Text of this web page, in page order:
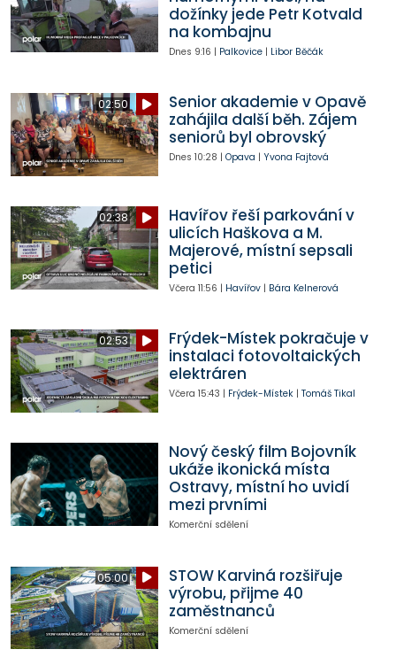
dožínky jede Petr Kotvald
na kombajnu
Dnes 9:16 | Palkovice| Libor Běčák
02:50
Senior akademie v Opavě
zahájila další běh. Zájem
seniorů byl obrovský
Dnes 10:28 | Opava | Yvona Fajtová
02:38
Havířov řeší parkování v
ulicích Haškova a M.
Majerové, místní sepsali
petici
Včera 11:56 | Havířov| Bára Kelnerová
02:53
Frýdek-Místek pokračuje v
instalaci fotovoltaických
elektráren
Včera 15:43 | Frýdek-Místek| Tomáš Tikal
Nový český film Bojovník
ukáže ikonická místa
Ostravy, místní ho uvidí
mezi prvními
Komerční sdělení
05:00
STOW Karviná rozšiřuje
výrobu, přijme 40
zaměstnanců
Komerční sdělení